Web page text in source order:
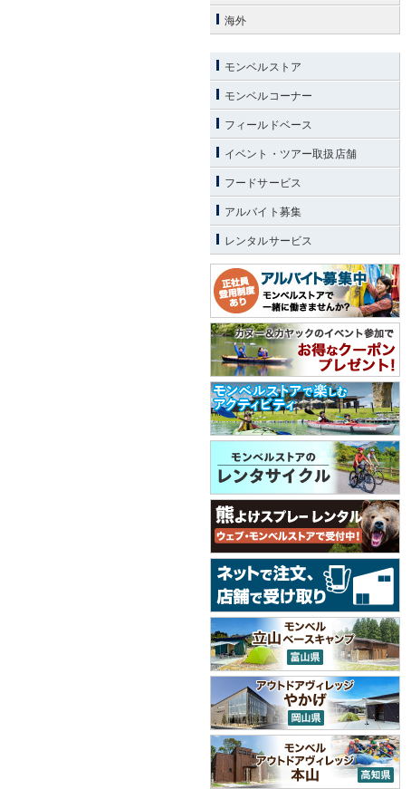
海外
モンベルストア
モンベルコーナー
フィールドベース
イベント・ツアー取扱店舗
フードサービス
アルバイト募集
レンタルサービス